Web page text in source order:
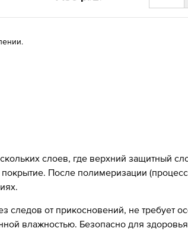
слоев, где верхний защитный
После полимеризации
от прикосновений, не требует
влажностью. Безопасно для